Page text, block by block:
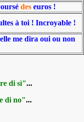
des euros !
à toi ! Incroyable !
me dira oui ou non
di sì"...
di no"...